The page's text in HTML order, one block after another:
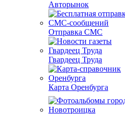
Авторынок
Отправка СМС
Гвардеец Труда
Карта Оренбурга